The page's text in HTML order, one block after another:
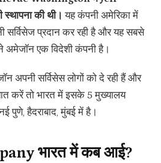
की थी। यह कंपनी अमेरिका में
सर्विसेज प्रदान कर रही है और यह सबसे
अमेजॉन एक विदेशी कंपनी है।
अपनी सर्विसेस लोगों को दे रही हैं और
करें तो भारत में इसके 5 मुख्यालय
पुणे, हैदराबाद, मुंबई में है।
भारत में कब आई?